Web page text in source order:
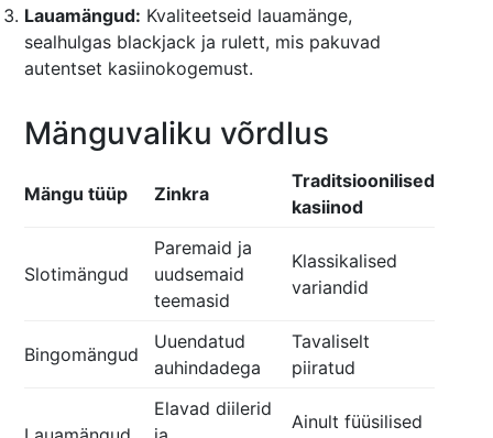
Lauamängud: Kvaliteetseid lauamänge,
sealhulgas blackjack ja rulett, mis pakuvad
autentset kasiinokogemust.
Mänguvaliku võrdlus
Mängu tüüp Zinkra
Traditsioonilised
kasiinod
Slotimängud
Paremaid ja
uudsemaid
teemasid
Klassikalised
variandid
Bingomängud
Uuendatud
auhindadega
Tavaliselt
piiratud
Elavad diilerid
Ainult füüsilised